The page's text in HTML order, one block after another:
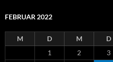
FEBRUAR 2022
M D M D
1
2 3